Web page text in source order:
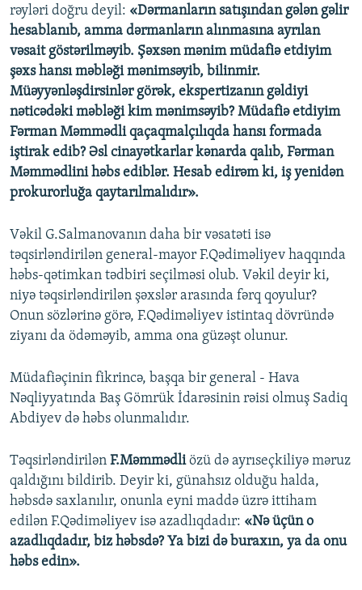
rəyləri doğru deyil: «Dərmanların satışından gələn gəlir
hesablanıb, amma dərmanların alınmasına ayrılan
vəsait göstərilməyib. Şəxsən mənim müdafiə etdiyim
şəxs hansı məbləği mənimsəyib, bilinmir.
Müəyyənləşdirsinlər görək, ekspertizanın gəldiyi
nəticədəki məbləği kim mənimsəyib? Müdafiə etdiyim
Fərman Məmmədli qaçaqmalçılıqda hansı formada
iştirak edib? Əsl cinayətkarlar kənarda qalıb, Fərman
Məmmədlini həbs ediblər. Hesab edirəm ki, iş yenidən
prokurorluğa qaytarılmalıdır».
Vəkil G.Salmanovanın daha bir vəsatəti isə
təqsirləndirilən general-mayor F.Qədiməliyev haqqında
həbs-qətimkan tədbiri seçilməsi olub. Vəkil deyir ki,
niyə təqsirləndirilən şəxslər arasında fərq qoyulur?
Onun sözlərinə görə, F.Qədiməliyev istintaq dövründə
ziyanı da ödəməyib, amma ona güzəşt olunur.
Müdafiəçinin fikrincə, başqa bir general - Hava
Nəqliyyatında Baş Gömrük İdarəsinin rəisi olmuş Sadiq
Abdiyev də həbs olunmalıdır.
Təqsirləndirilən F.Məmmədliözü də ayrıseçkiliyə məruz
qaldığını bildirib. Deyir ki, günahsız olduğu halda,
həbsdə saxlanılır, onunla eyni maddə üzrə ittiham
edilən F.Qədiməliyev isə azadlıqdadır: «Nə üçün o
azadlıqdadır, biz həbsdə? Ya bizi də buraxın, ya da onu
həbs edin».